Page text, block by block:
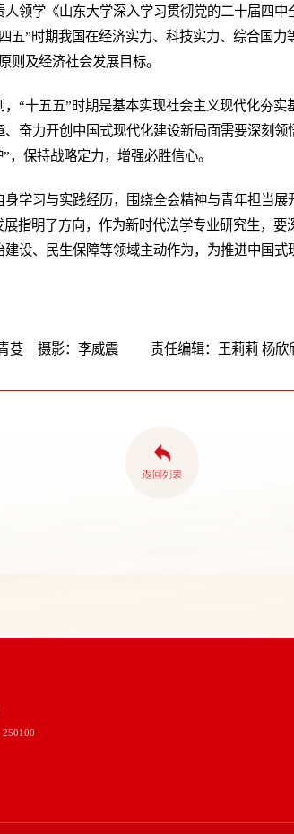
领学《山东大学深入学习贯彻党的二十届四
五”时期我国在经济实力、科技实力、综合国
则及经济社会发展目标。
“十五五”时期是基本实现社会主义现代化夯
奋力开创中国式现代化建设新局面需要深刻领
，保持战略定力，增强必胜信心。
学习与实践经历，围绕全会精神与青年担当展
指明了方向，作为新时代法学专业研究生，
设、民生保障等领域主动作为，为推进中国式
芟 摄影：李威震 责任编辑：王莉莉 杨欣